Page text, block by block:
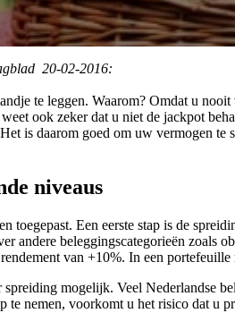
20-02-2016:
te leggen. Waarom? Omdat u
ook zeker dat u niet de jackpot
is daarom goed om uw vermogen
niveaus
toegepast. Een eerste stap is de
andere beleggingscategorieën zoals
van +10%. In een
mogelijk. Veel Nederlandse
te nemen, voorkomt u het risico dat u